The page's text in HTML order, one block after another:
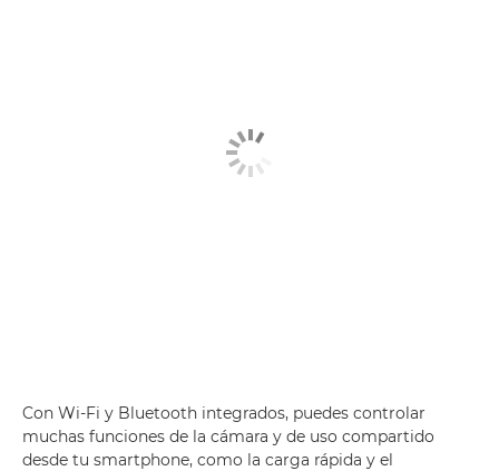
Con Wi-Fi y Bluetooth integrados, puedes controlar
muchas funciones de la cámara y de uso compartido
desde tu smartphone, como la carga rápida y el